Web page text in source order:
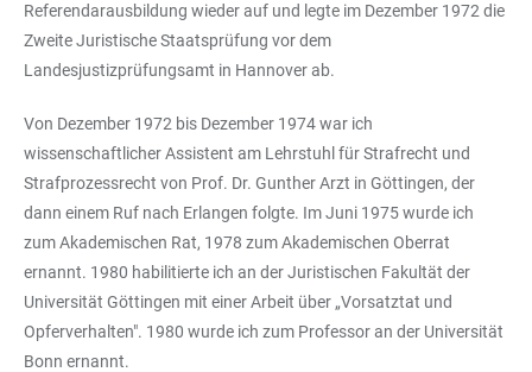
Referendarausbildung wieder auf und legte im Dezember 1972 die
Zweite Juristische Staatsprüfung vor dem
Landesjustizprüfungsamt in Hannover ab.
Von Dezember 1972 bis Dezember 1974 war ich
wissenschaftlicher Assistent am Lehrstuhl für Strafrecht und
Strafprozessrecht von Prof. Dr. Gunther Arzt in Göttingen, der
dann einem Ruf nach Erlangen folgte. Im Juni 1975 wurde ich
zum Akademischen Rat, 1978 zum Akademischen Oberrat
ernannt. 1980 habilitierte ich an der Juristischen Fakultät der
Universität Göttingen mit einer Arbeit über „Vorsatztat und
Opferverhalten". 1980 wurde ich zum Professor an der Universität
Bonn ernannt.